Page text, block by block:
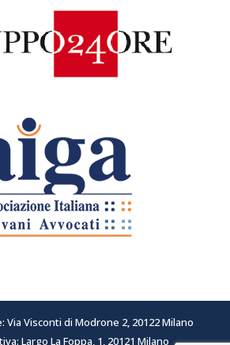
Via Visconti di Modrone 2, 20122 Milano
Largo La Foppa, 1, 20121 Milano